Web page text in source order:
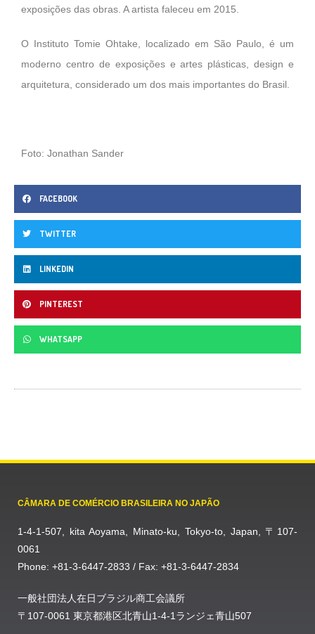
exposições das obras. A artista faleceu em 2015.
O Instituto Tomie Ohtake, localizado em São Paulo, é um
moderno centro de exposições e artes plásticas, design e
arquitetura, considerado um dos mais importantes do Brasil.
Foto: Jonathan Sander
FACEBOOK
TWITTER
LINKEDIN
PINTEREST
WHATSAPP
CÂMARA DE COMÉRCIO BRASILEIRA NO JAPÃO
1-4-1-507, kita Aoyama, Minato-ku, Tokyo-to, Japan, 〒107-
0061
Phone: +81-3-6447-2833 / Fax: +81-3-6447-2834
一般社団法人在日ブラジル商工会議所
〒107-0061 東京都港区北青山1-4-1ランジェ青山507